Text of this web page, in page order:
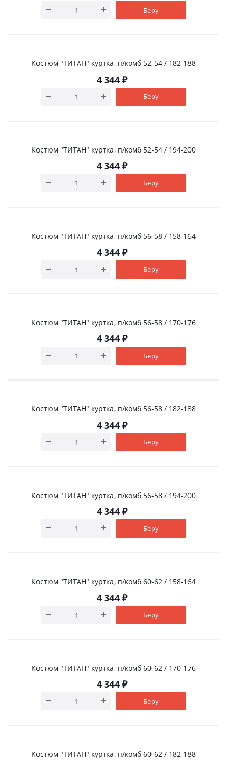
Беру
Костюм "ТИТАН" куртка, п/комб 52-54 / 182-188
4 344₽
Беру
Костюм "ТИТАН" куртка, п/комб 52-54 / 194-200
4 344₽
Беру
Костюм "ТИТАН" куртка, п/комб 56-58 / 158-164
4 344₽
Беру
Костюм "ТИТАН" куртка, п/комб 56-58 / 170-176
4 344₽
Беру
Костюм "ТИТАН" куртка, п/комб 56-58 / 182-188
4 344₽
Беру
Костюм "ТИТАН" куртка, п/комб 56-58 / 194-200
4 344₽
Беру
Костюм "ТИТАН" куртка, п/комб 60-62 / 158-164
4 344₽
Беру
Костюм "ТИТАН" куртка, п/комб 60-62 / 170-176
4 344₽
Беру
Костюм "ТИТАН" куртка, п/комб 60-62 / 182-188